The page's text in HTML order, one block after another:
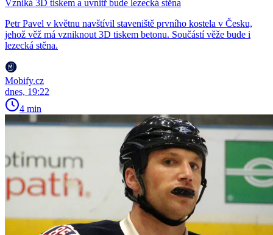
Vzniká 3D tiskem a uvnitř bude lezecká stěna
Petr Pavel v květnu navštívil staveniště prvního kostela v Česku,
jehož věž má vzniknout 3D tiskem betonu. Součástí věže bude i
lezecká stěna.
Mobify.cz
dnes, 19:22
4 min